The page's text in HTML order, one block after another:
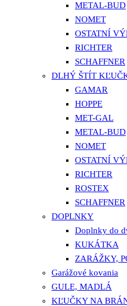
METAL-BUD
NOMET
OSTATNÍ
RICHTER
SCHAFFNER
DLHÝ ŠTÍT
GAMAR
HOPPE
MET-GAL
METAL-BUD
NOMET
OSTATNÍ
RICHTER
ROSTEX
SCHAFFNER
DOPLNKY
Doplnky do
KUKÁTKA
ZARÁŽKY,
Garážové kovania
GULE, MADLÁ
KĽUČKY NA